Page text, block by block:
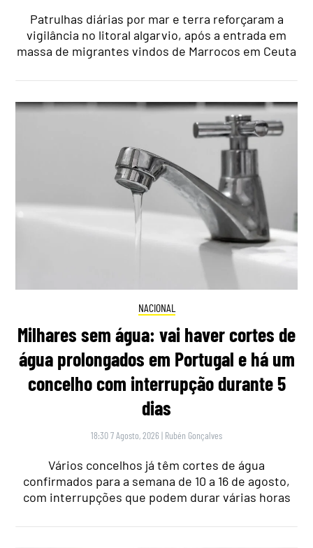
Patrulhas diárias por mar e terra reforçaram a
vigilância no litoral algarvio, após a entrada em
massa de migrantes vindos de Marrocos em Ceuta
NACIONAL
Milhares sem água: vai haver cortes de
água prolongados em Portugal e há um
concelho com interrupção durante 5
dias
18:30 7 Agosto, 2026 | Rubén Gonçalves
Vários concelhos já têm cortes de água
confirmados para a semana de 10 a 16 de agosto,
com interrupções que podem durar várias horas